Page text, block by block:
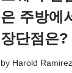
은 주방에
장단점은?
by Harold Ramirez